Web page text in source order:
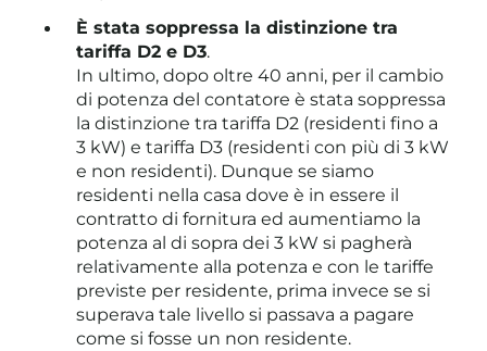
È stata soppressa la distinzione tra
tariffa D2 e D3.
In ultimo, dopo oltre 40 anni, per il cambio
di potenza del contatore è stata soppressa
la distinzione tra tariffa D2 (residenti fino a
3 kW) e tariffa D3 (residenti con più di 3 kW
e non residenti). Dunque se siamo
residenti nella casa dove è in essere il
contratto di fornitura ed aumentiamo la
potenza al di sopra dei 3 kW si pagherà
relativamente alla potenza e con le tariffe
previste per residente, prima invece se si
superava tale livello si passava a pagare
come si fosse un non residente.